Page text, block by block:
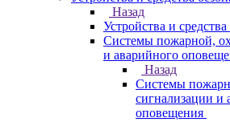
Назад
Устройства и
Системы пожарной,
и аварийного
Назад
Системы
сигнализации и
оповещения